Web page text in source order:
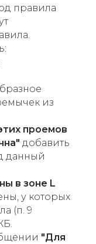
правила
из
проемов
добавить
данный
в зоне L
у которых
(п. 9
"Для